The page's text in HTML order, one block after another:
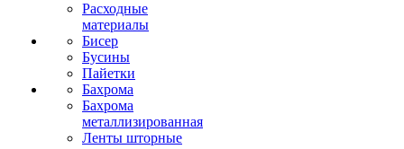
Расходные
материалы
Бисер
Бусины
Пайетки
Бахрома
Бахрома
металлизированная
Ленты шторные